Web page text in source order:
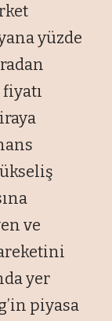
yüzde
ve
yer
piyasa